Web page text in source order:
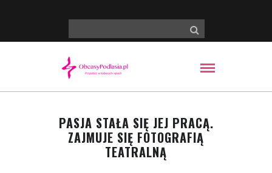
PASJA STAŁA SIĘ JEJ PRACĄ.
ZAJMUJE SIĘ FOTOGRAFIĄ
TEATRALNĄ